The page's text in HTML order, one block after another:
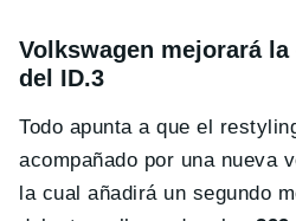
Volkswagen mejorará
del ID.3
Todo apunta a que el
acompañado por una nueva
la cual añadirá un segundo